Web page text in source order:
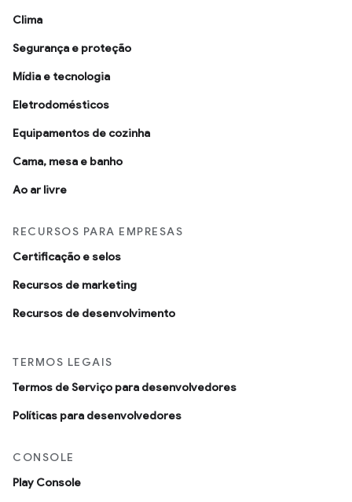
Clima
Segurança e proteção
Mídia e tecnologia
Eletrodomésticos
Equipamentos de cozinha
Cama, mesa e banho
Ao ar livre
RECURSOS PARA EMPRESAS
Certificação e selos
Recursos de marketing
Recursos de desenvolvimento
TERMOS LEGAIS
Termos de Serviço para desenvolvedores
Políticas para desenvolvedores
CONSOLE
Play Console